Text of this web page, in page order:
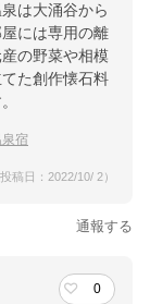
は大涌谷から
には専用の離
の野菜や相模
た創作懐石料
泉宿
稿日：2022/10/ 2）
通報する
0